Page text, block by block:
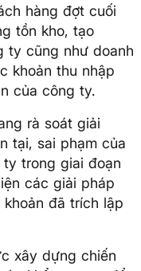
hàng đợt cuối
tồn kho, tạo
ty cũng như doanh
khoản thu nhập
của công ty.
rà soát giải
tại, sai phạm của
trong giai đoạn
các giải pháp
đã trích lập
xây dựng chiến